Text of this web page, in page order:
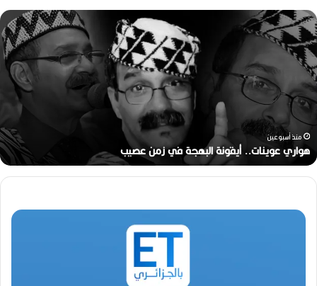
ر
ح
ي
ل
ا
ل
م
خ
ج
ا
ل
منذ أسبوعين
رحيل المخرج القدير محمد الأمين مرباح (1946-2026)